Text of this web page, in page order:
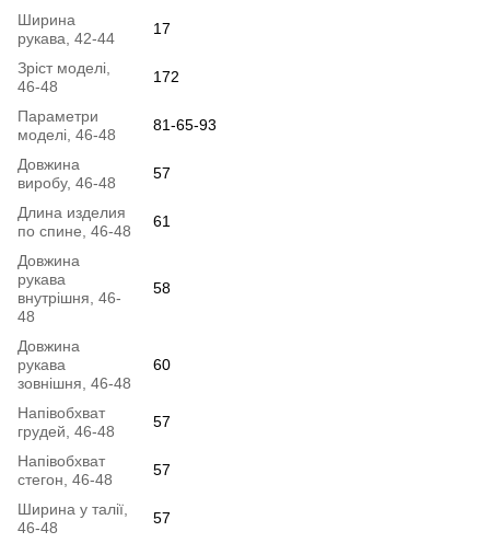
Ширина
рукава, 42-44
17
Зріст моделі,
46-48
172
Параметри
моделі, 46-48
81-65-93
Довжина
виробу, 46-48
57
Длина изделия
по спине, 46-48
61
Довжина
рукава
внутрішня, 46-
48
58
Довжина
рукава
зовнішня, 46-48
60
Напівобхват
грудей, 46-48
57
Напівобхват
стегон, 46-48
57
Ширина у талії,
46-48
57